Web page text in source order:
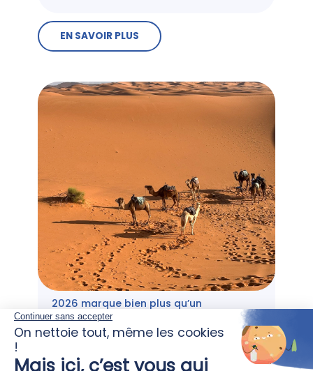
EN SAVOIR PLUS
2026 marque bien plus qu’un
partenariat 🤝
24 Avril